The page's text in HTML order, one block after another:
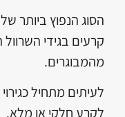
הסוג הנפוץ ביותר
קרעים בגידי
מהמבוגרים.
לעיתים מתחיל
לקרע חלקי או מלא.